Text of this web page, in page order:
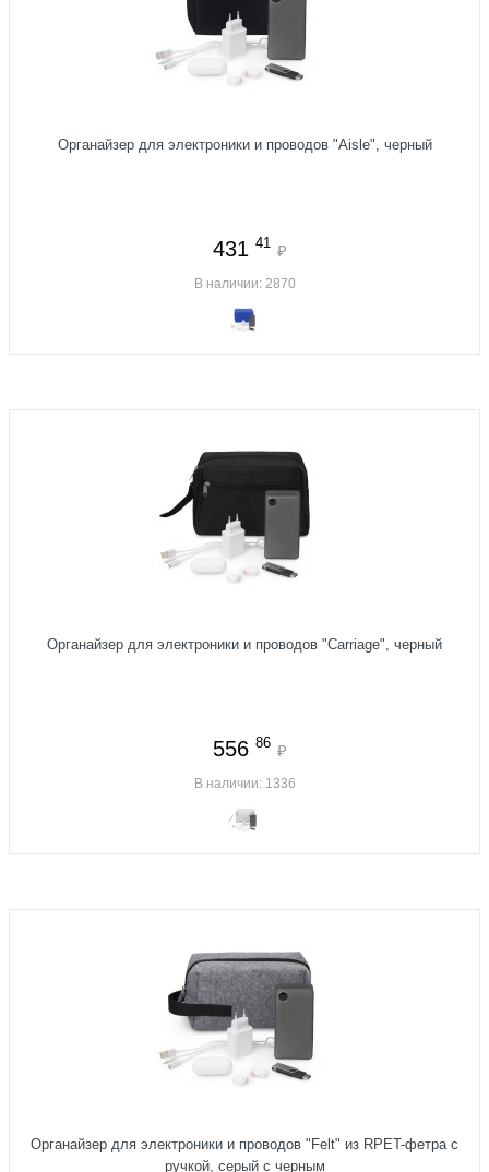
Органайзер для электроники и проводов "Aisle", черный
431 41 ₽
В наличии: 2870
Органайзер для электроники и проводов "Carriage", черный
556 86 ₽
В наличии: 1336
Органайзер для электроники и проводов "Felt" из RPET-фетра с
ручкой, серый с черным